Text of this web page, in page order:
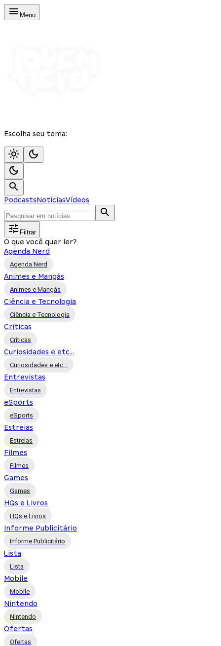
Menu
Escolha seu tema:
PodcastsNotíciasVídeos
Filtrar
O que você quer ler?
Agenda Nerd
Agenda Nerd
Animes e Mangás
Animes e Mangás
Ciência e Tecnologia
Ciência e Tecnologia
Críticas
Críticas
Curiosidades e etc...
Curiosidades e etc...
Entrevistas
Entrevistas
eSports
eSports
Estreias
Estreias
Filmes
Filmes
Games
Games
HQs e Livros
HQs e Livros
Informe Publicitário
Informe Publicitário
Lista
Lista
Mobile
Mobile
Nintendo
Nintendo
Ofertas
Ofertas